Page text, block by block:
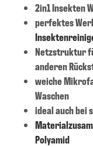
2in1 Insekten
perfektes
Netzstruktur
anderen
weiche
Waschen
ideal auch bei
Polyamid